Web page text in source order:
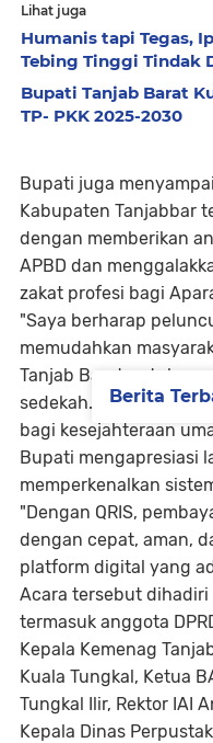
Lihat juga
Humanis tapi Tegas,
Tebing Tinggi Tindak
Bupati Tanjab Barat
TP- PKK 2025-2030
Bupati juga
Kabupaten Tanjabbar
dengan memberikan
APBD dan
zakat profesi bagi
"Saya berharap
memudahkan
Tanjab Barat untuk
sedekah. Semoga
bagi kesejahteraan
Bupati mengapresiasi
memperkenalkan
"Dengan QRIS,
dengan cepat, aman,
platform digital yang
Acara tersebut dihadiri
termasuk anggota
Kepala Kemenag
Kuala Tungkal, Ketua
Tungkal Ilir, Rektor IAI
Kepala Dinas
Berita